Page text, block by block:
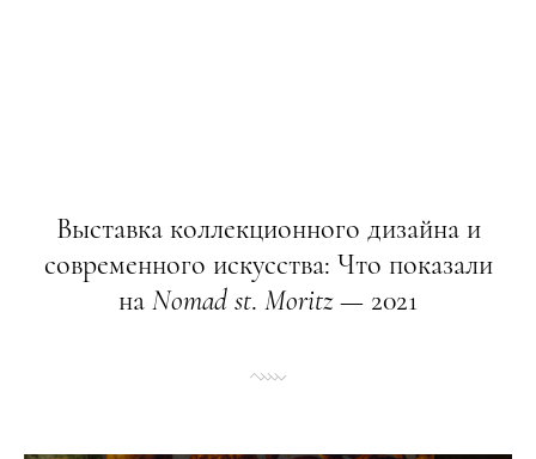
Выставка коллекционного дизайна и
современного искусства: Что показали
на Nomad st. Moritz— 2021